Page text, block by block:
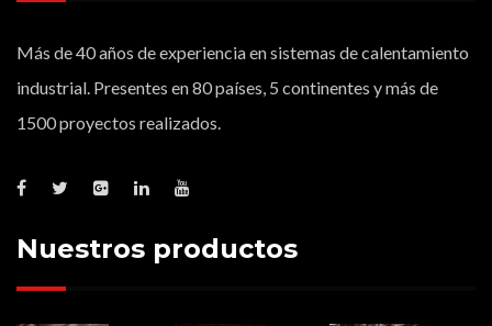
Más de 40 años de experiencia en sistemas de calentamiento
industrial. Presentes en 80 países, 5 continentes y más de
1500 proyectos realizados.
Nuestros productos